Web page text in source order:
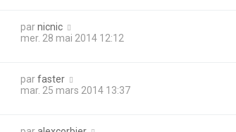
parnicnic
mer. 28 mai 2014 12:12
parfaster
mar. 25 mars 2014 13:37